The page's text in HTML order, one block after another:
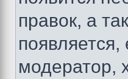
правок, а
модератор,